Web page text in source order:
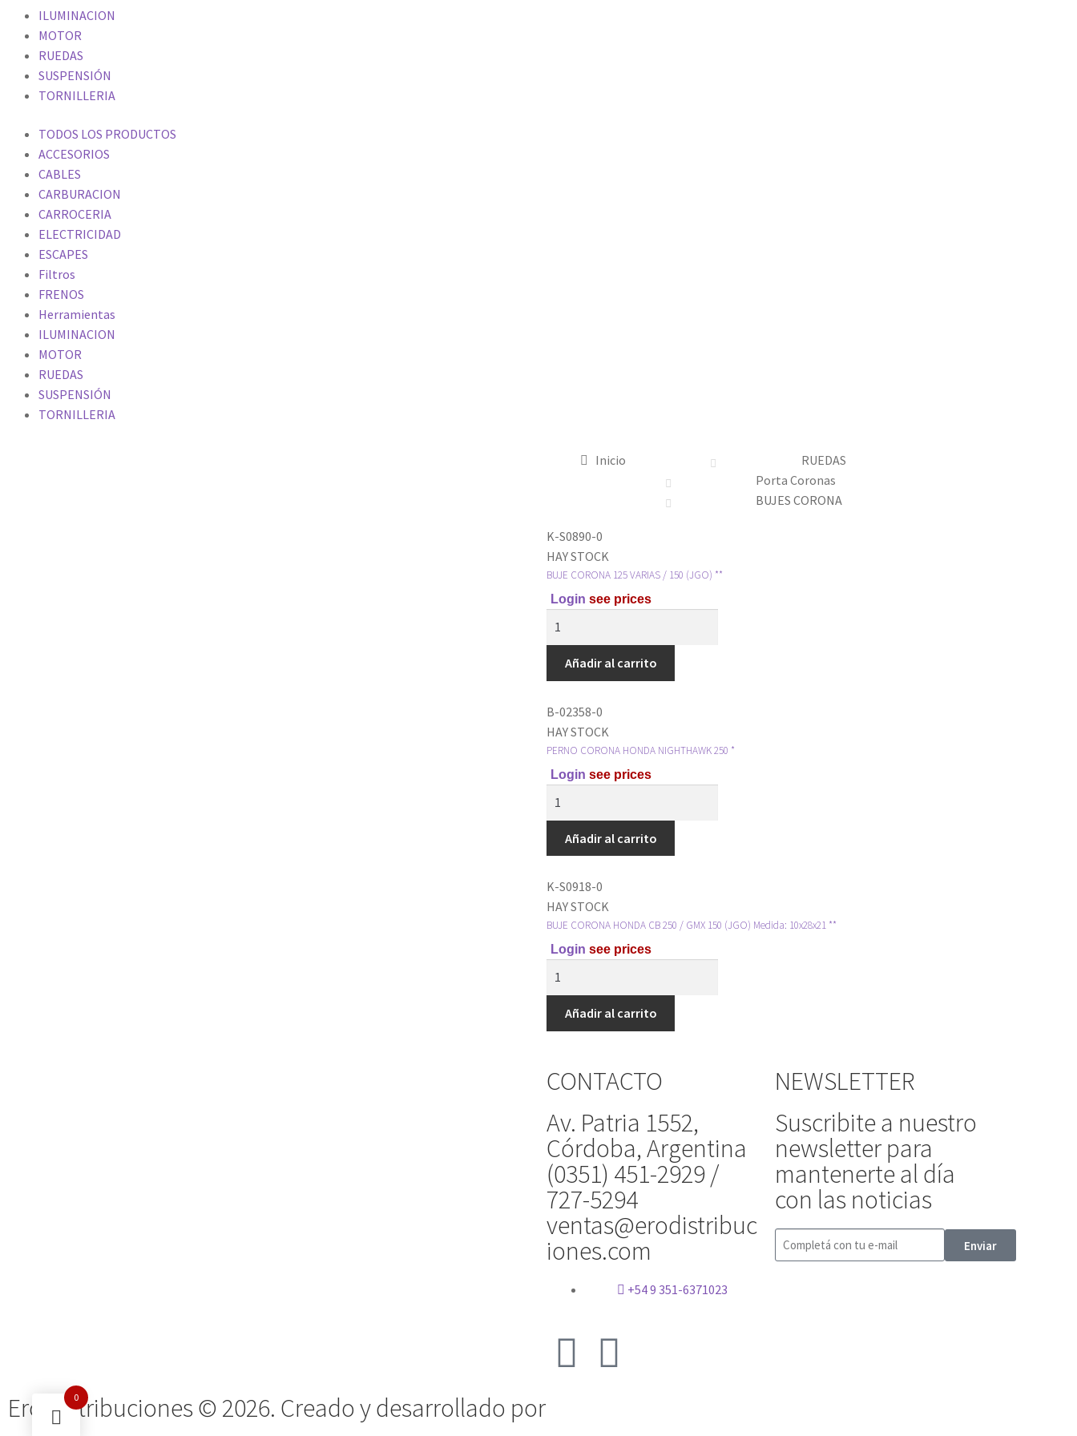
ILUMINACION
MOTOR
RUEDAS
SUSPENSIÓN
TORNILLERIA
TODOS LOS PRODUCTOS
ACCESORIOS
CABLES
CARBURACION
CARROCERIA
ELECTRICIDAD
ESCAPES
Filtros
FRENOS
Herramientas
ILUMINACION
MOTOR
RUEDAS
SUSPENSIÓN
TORNILLERIA
Inicio
RUEDAS
Porta Coronas
BUJES CORONA
K-S0890-0
HAY STOCK
BUJE CORONA 125 VARIAS / 150 (JGO) **
Login see prices
Añadir al carrito
B-02358-0
HAY STOCK
PERNO CORONA HONDA NIGHTHAWK 250 *
Login see prices
Añadir al carrito
K-S0918-0
HAY STOCK
BUJE CORONA HONDA CB 250 / GMX 150 (JGO) Medida: 10x28x21 **
Login see prices
Añadir al carrito
CONTACTO
Av. Patria 1552,
Córdoba, Argentina
(0351) 451-2929 /
727-5294
ventas@erodistribuc
iones.com
+54 9 351-6371023
NEWSLETTER
Suscribite a nuestro
newsletter para
mantenerte al día
con las noticias
Enviar
Ero Distribuciones © 2026. Creado y desarrollado por
0